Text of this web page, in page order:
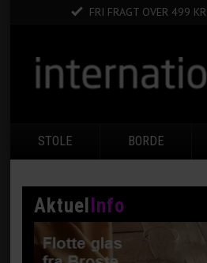
FRI FRAGT OVER 499 KR
STOLE BORDE
Aktuel Info